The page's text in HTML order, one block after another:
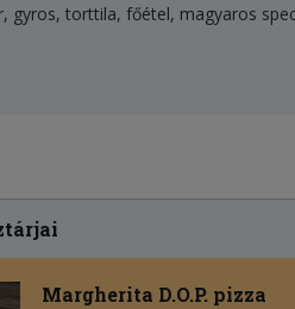
gyros, torttila, főétel, magyaros
Margherita D.O.P. pizza